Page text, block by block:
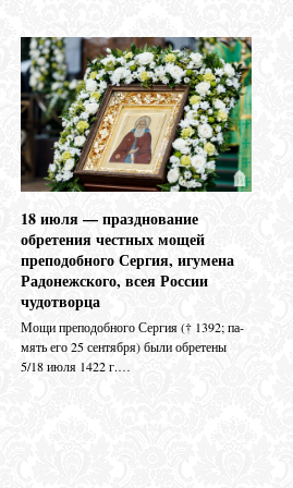
18 июля — празднование
обретения честных мощей
преподобного Сергия, игумена
Радонежского, всея России
чудотворца
Мо­щи пре­по­доб­но­го Сер­гия († 1392; па­
мять его 25 сен­тяб­ря) бы­ли об­ре­те­ны
5/18 июля 1422 г.…